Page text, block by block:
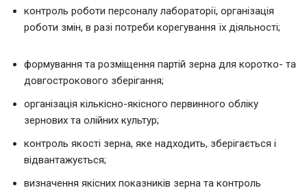
контроль роботи персоналу лабораторії, організація
роботи змін, в разі потреби корегування їх діяльності;
формування та розміщення партій зерна для коротко- та
довгострокового зберігання;
організація кількісно-якісного первинного обліку
зернових та олійних культур;
контроль якості зерна, яке надходить, зберігається і
відвантажується;
визначення якісних показників зерна та контроль